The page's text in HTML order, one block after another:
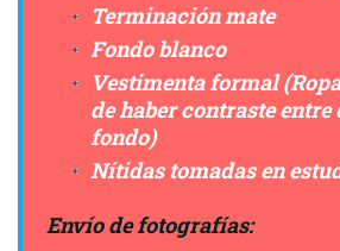
Terminación mate
Fondo blanco
Vestimenta formal
de haber contraste entre
fondo)
Nítidas tomadas en
Envío de fotografías: